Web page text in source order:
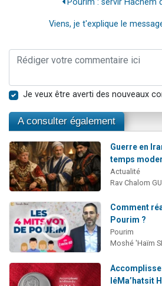
Viens, je t'explique le
Je veux être averti des nouveaux
A consulter également
Guerre en
temps
Actualité
Rav Chalom
Comment
Pourim ?
Pourim
Moshé 'Haïm
léMa’hatsit